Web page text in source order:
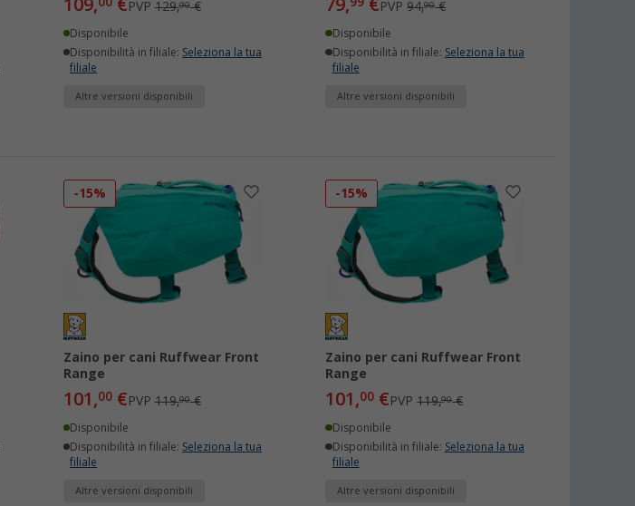
109, €PVP129,90€
Disponibile
Disponibilità in filiale: Seleziona la tua
filiale
Altre versioni disponibili
79, €PVP94,90€
Disponibile
Disponibilità in filiale: Seleziona la tua
filiale
Altre versioni disponibili
-15%
Zaino per cani Ruffwear Front
Range
101,00€PVP119,90€
Disponibile
Disponibilità in filiale: Seleziona la tua
filiale
Altre versioni disponibili
-15%
Zaino per cani Ruffwear Front
Range
101,00 €PVP119,90€
Disponibile
Disponibilità in filiale: Seleziona la tua
filiale
Altre versioni disponibili